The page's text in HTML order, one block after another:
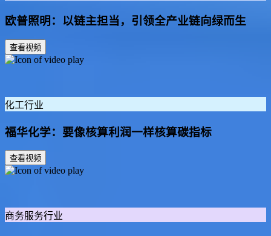
欧普照明：以链主担当，引领全产业链向绿而生
查看视频
化工行业
福华化学：要像核算利润一样核算碳指标
查看视频
商务服务行业